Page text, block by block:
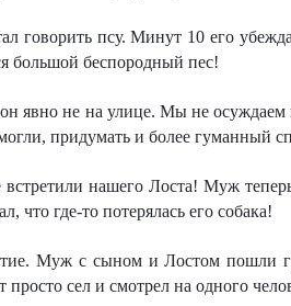
говорить псу. Минут 10 его
большой беспородный пес!
явно не на улице. Мы не
придумать и более гуманный
нашего Лоста! Муж
что где-то потерялась его собака!
Муж с сыном и Лостом пошли
сел и смотрел на одного